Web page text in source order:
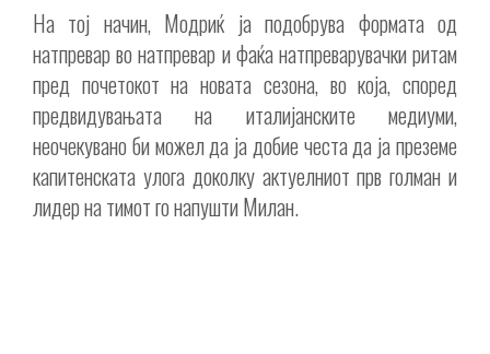
На тој начин, Модриќ ја подобрува формата од
натпревар во натпревар и фаќа натпреварувачки ритам
пред почетокот на новата сезона, во која, според
предвидувањата на италијанските медиуми,
неочекувано би можел да ја добие честа да ја преземе
капитенската улога доколку актуелниот прв голман и
лидер на тимот го напушти Милан.